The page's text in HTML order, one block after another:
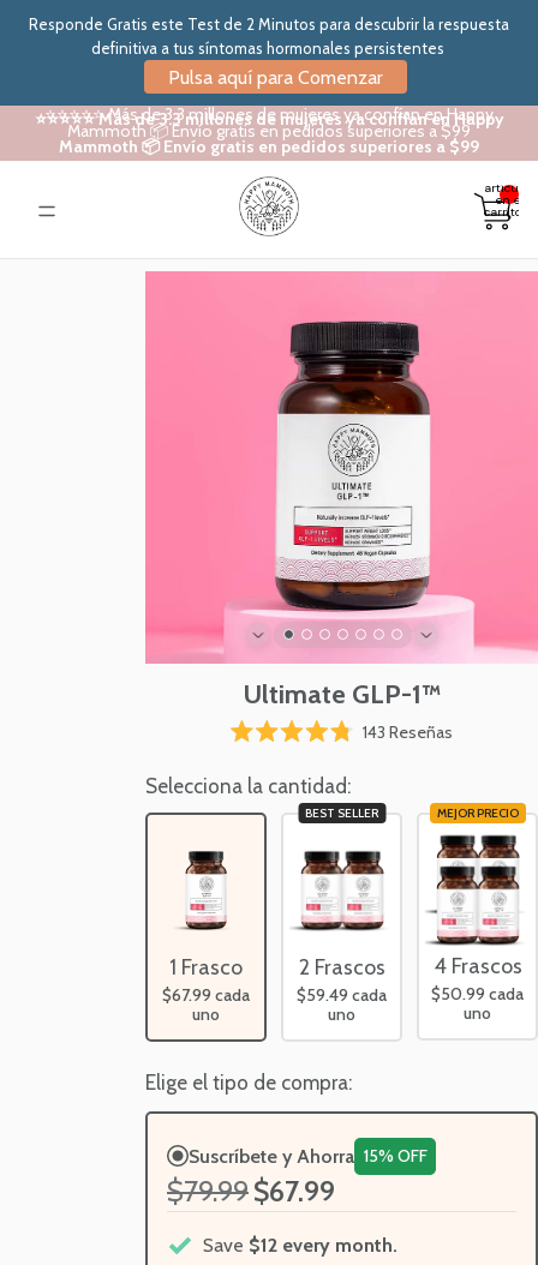
Responde Gratis este Test de 2 Minutos para descubrir la respuesta
definitiva a tus síntomas hormonales persistentes
Pulsa aquí para Comenzar
⭐⭐⭐⭐⭐ Más de 3.3 millones de mujeres ya confían en Happy
Mammoth 📦 Envío gratis en pedidos superiores a $99
⭐⭐⭐⭐⭐ Más de 3.3 millones de mujeres ya confían en Happy
Mammoth 📦 Envío gratis en pedidos superiores a $99
artículos
en el
carrito: 0
Ultimate GLP-1™
de
5
estrellas
143 ReseñasHaz
desplazarte
a
las
reseñas
Selecciona la cantidad:
1 Frasco
$67.99 cada
uno
BEST SELLER
2 Frascos
$59.49 cada
uno
MEJOR PRECIO
4 Frascos
$50.99 cada
uno
Elige el tipo de compra:
Suscríbete y Ahorra 15% OFF
$79.99$67.99
Save $12 every month.